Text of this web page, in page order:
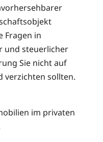
Fragen in
und steuerlicher
Sie nicht auf
verzichten sollten.
im privaten